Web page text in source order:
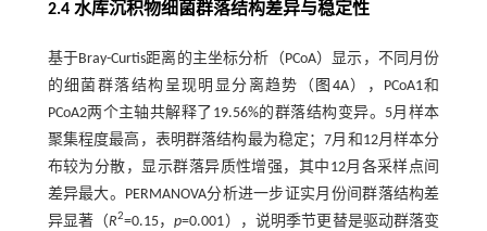
2.4 水库沉积物细菌群落结构差异与稳定性
基于Bray-Curtis距离的主坐标分析（PCoA）显示，不同月份
的细菌群落结构呈现明显分离趋势（ 图4A），PCoA1和
PCoA2两个主轴共解释了19.56%的群落结构变异。5月样本
聚集程度最高，表明群落结构最为稳定；7月和12月样本分
布较为分散，显示群落异质性增强，其中12月各采样点间
差异最大。PERMANOVA分析进一步证实月份间群落结构差
异显著（R2=0.15，p=0.001），说明季节更替是驱动群落变